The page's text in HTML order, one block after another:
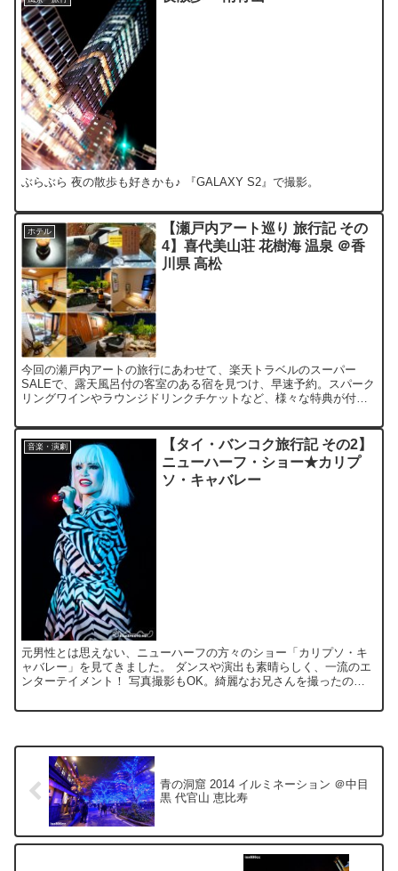
ぶらぶら 夜の散歩も好きかも♪ 『GALAXY S2』で撮影。
ホテル
【瀬戸内アート巡り 旅行記 その
4】喜代美山荘 花樹海 温泉 ＠香
川県 高松
今回の瀬戸内アートの旅行にあわせて、楽天トラベルのスーパー
SALEで、露天風呂付の客室のある宿を見つけ、早速予約。スパーク
リングワインやラウンジドリンクチケットなど、様々な特典が付い
音楽・演劇
【タイ・バンコク旅行記 その2】
ニューハーフ・ショー★カリプ
ソ・キャバレー
元男性とは思えない、ニューハーフの方々のショー「カリプソ・キ
ャバレー」を見てきました。 ダンスや演出も素晴らしく、一流のエ
ンターテイメント！ 写真撮影もOK。綺麗なお兄さんを撮ったのは
青の洞窟 2014 イルミネーション ＠中目
黒 代官山 恵比寿